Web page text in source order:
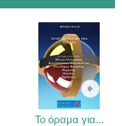
Το όραμα για...